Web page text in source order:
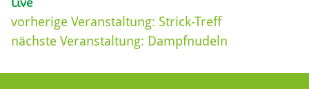
Live
vorherige Veranstaltung: Strick-Treff
nächste Veranstaltung: Dampfnudeln